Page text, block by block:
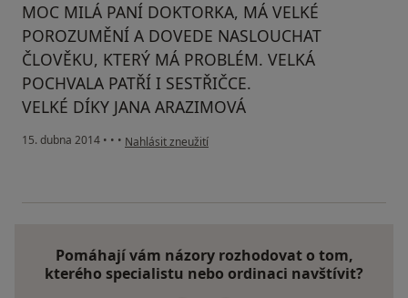
MOC MILÁ PANÍ DOKTORKA, MÁ VELKÉ
POROZUMĚNÍ A DOVEDE NASLOUCHAT
ČLOVĚKU, KTERÝ MÁ PROBLÉM. VELKÁ
POCHVALA PATŘÍ I SESTŘIČCE.
VELKÉ DÍKY JANA ARAZIMOVÁ
15. dubna 2014 • • • podle názoru uživatele Váš účet byl odstraněn
Nahlásit zneužití
Pomáhají vám názory rozhodovat o tom,
kterého specialistu nebo ordinaci navštívit?